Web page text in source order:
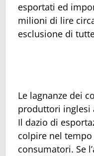
esportati ed
milioni di lire
esclusione di
Le lagnanze dei
produttori inglesi
Il dazio di
colpire nel
consumatori. Se